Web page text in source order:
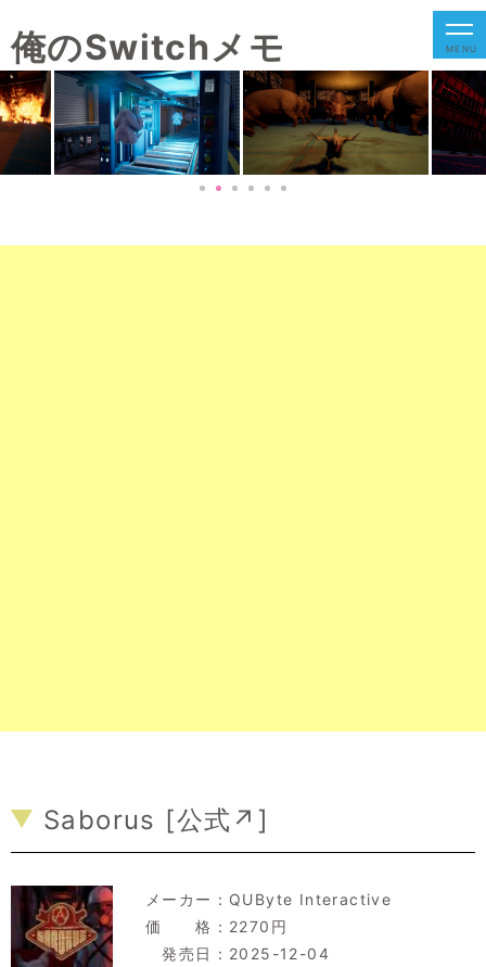
俺のSwitchメモ MENU
Saborus [公式↗ ]
メーカー： QUByte Interactive
価 格：2270円
発売日：2025-12-04